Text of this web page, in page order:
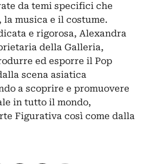
da temi specifici che
musica e il costume.
e rigorosa, Alexandra
della Galleria,
ed esporre il Pop
scena asiatica
a scoprire e promuovere
in tutto il mondo,
Figurativa così come dalla